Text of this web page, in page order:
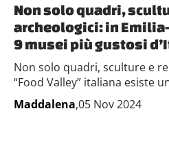
Non solo quadri,
archeologici: in
9 musei più gustosi
Non solo quadri, sculture e
“Food Valley” italiana esiste
Maddalena,05 Nov 2024